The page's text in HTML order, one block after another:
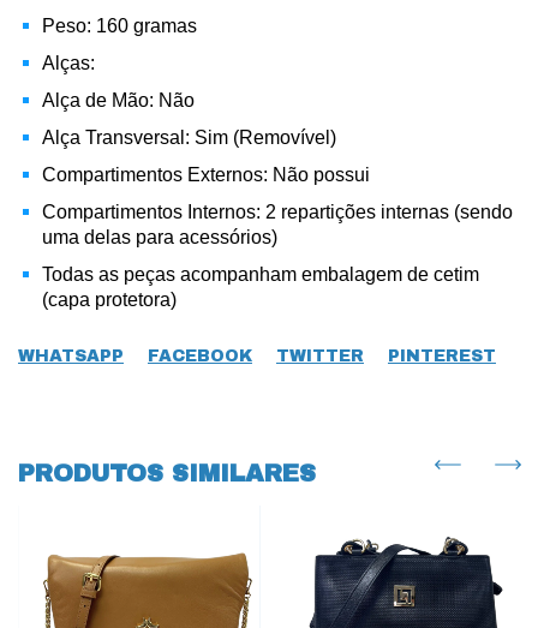
Peso: 160 gramas
Alças:
Alça de Mão: Não
Alça Transversal: Sim (Removível)
Compartimentos Externos: Não possui
Compartimentos Internos: 2 repartições internas (sendo
uma delas para acessórios)
Todas as peças acompanham embalagem de cetim
(capa protetora)
WHATSAPP FACEBOOK TWITTER PINTEREST
PRODUTOS SIMILARES